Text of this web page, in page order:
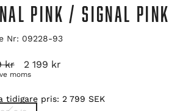
PINK / SIGNAL
Nr: 09228-93
kr Reapris
2 199 kr
moms
tidigare pris: 2 799 SEK